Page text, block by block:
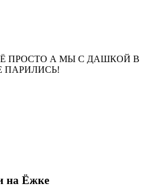
ПРОСТО А МЫ С ДАШКОЙ В
ПАРИЛИСЬ!
на Ёжке